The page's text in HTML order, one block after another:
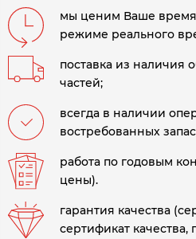
мы ценим Ваше
режиме реального
поставка из наличия
частей;
всегда в наличии
востребованных
работа по годовым
цены).
гарантия качества
сертификат качества,